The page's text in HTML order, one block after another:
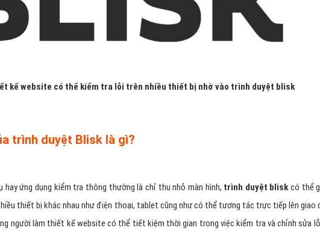
kế website có thể kiểm tra lỗi trên nhiều thiết bị nhờ vào trình duyệt blisk
trình duyệt Blisk là gì?
hay ứng dụng kiểm tra thông thường là chỉ thu nhỏ màn hình, trình duyệt blisk có thể
thiết bị khác nhau như điện thoại, tablet cũng như có thể tương tác trực tiếp lên giao
người làm thiết kế website có thể tiết kiệm thời gian trong việc kiểm tra và chỉnh sửa